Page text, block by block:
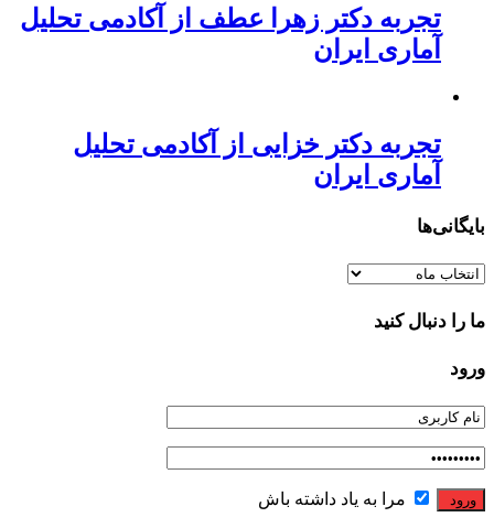
تجربه دکتر زهرا عطف از آکادمی تحلیل
آماری ایران
تجربه دکتر خزایی از آکادمی تحلیل
آماری ایران
بایگانی‌ها
بایگانی‌ها
ما را دنبال کنید
ورود
مرا به یاد داشته باش